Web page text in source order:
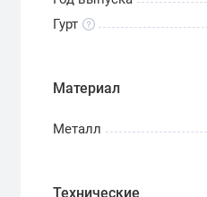
Гурт
Материал
Металл
Технические